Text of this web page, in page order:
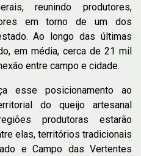
reunindo produtores,
em torno de um dos
Ao longo das últimas
em média, cerca de 21 mil
entre campo e cidade.
esse posicionamento ao
do queijo artesanal
produtoras estarão
elas, territórios tradicionais
e Campo das Vertentes